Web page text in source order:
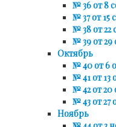
№ 36 от 8
№ 37 от 15
№ 38 от 22
№ 39 от 29
Октябрь
№ 40 от 6
№ 41 от 13
№ 42 от 20
№ 43 от 27
Ноябрь